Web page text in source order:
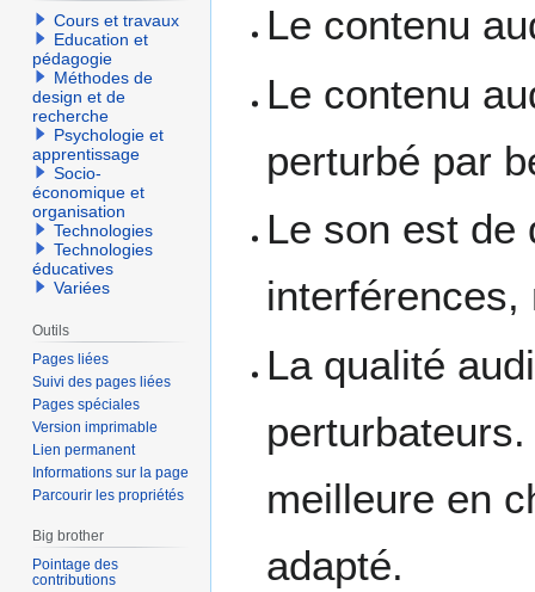
Le contenu
Le contenu
perturbé par
Le son est de
La qualité
meilleure en
adapté.
Cours et travaux
Education et
pédagogie
Méthodes de
design et de
recherche
Psychologie et
apprentissage
Socio-
économique et
organisation
Technologies
Technologies
éducatives
Variées
Outils
Pages liées
Suivi des pages liées
Pages spéciales
Version imprimable
Lien permanent
Informations sur la page
Parcourir les propriétés
Big brother
Pointage des
contributions